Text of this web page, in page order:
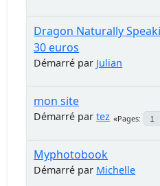
Dragon Naturally
30 euros
Démarré par Julian
mon site
Démarré partez Pages 1
Myphotobook
Démarré par Michelle